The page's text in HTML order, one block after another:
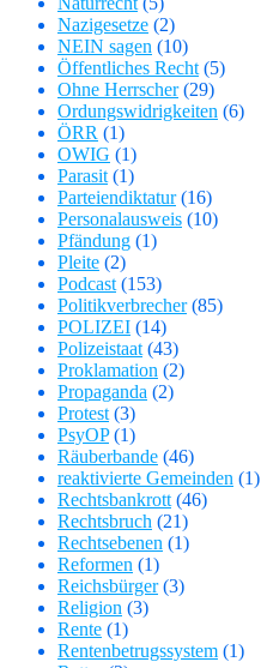
Nazigesetze (2)
NEIN sagen (10)
Öffentliches Recht (5)
Ohne Herrscher(29)
Ordungswidrigkeiten (6)
ÖRR (1)
OWIG (1)
Parasit (1)
Parteiendiktatur(16)
Personalausweis (10)
Pfändung (1)
Pleite (2)
Podcast (153)
Politikverbrecher(85)
POLIZEI (14)
Polizeistaat (43)
Proklamation (2)
Propaganda (2)
Protest (3)
PsyOP(1)
Räuberbande (46)
reaktivierte Gemeinden (1)
Rechtsbankrott (46)
Rechtsbruch (21)
Rechtsebenen (1)
Reformen (1)
Reichsbürger(3)
Religion (3)
Rente (1)
Rentenbetrugssystem (1)